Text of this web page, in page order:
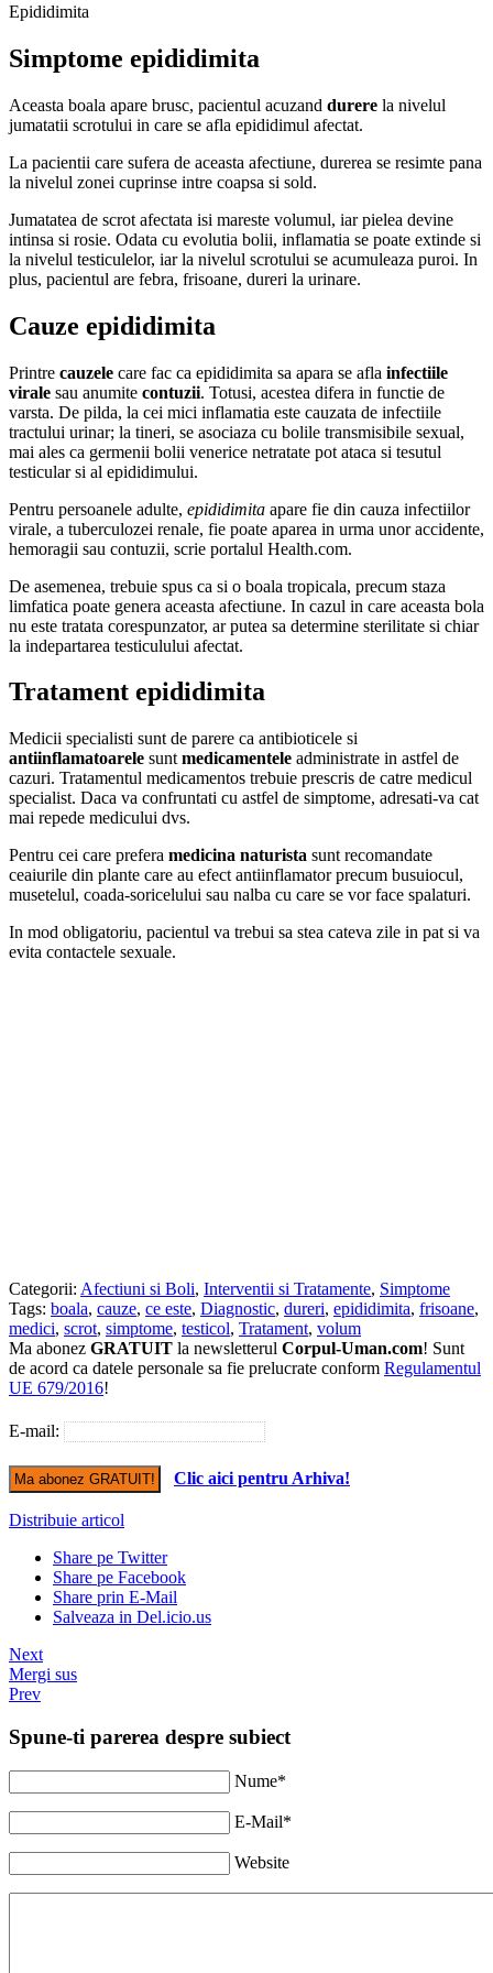
Epididimita
Simptome epididimita
Aceasta boala apare brusc, pacientul acuzand durere la nivelul
jumatatii scrotului in care se afla epididimul afectat.
La pacientii care sufera de aceasta afectiune, durerea se resimte pana
la nivelul zonei cuprinse intre coapsa si sold.
Jumatatea de scrot afectata isi mareste volumul, iar pielea devine
intinsa si rosie. Odata cu evolutia bolii, inflamatia se poate extinde si
la nivelul testiculelor, iar la nivelul scrotului se acumuleaza puroi. In
plus, pacientul are febra, frisoane, dureri la urinare.
Cauze epididimita
Printre cauzele care fac ca epididimita sa apara se afla infectiile
virale sau anumite contuzii. Totusi, acestea difera in functie de
varsta. De pilda, la cei mici inflamatia este cauzata de infectiile
tractului urinar; la tineri, se asociaza cu bolile transmisibile sexual,
mai ales ca germenii bolii venerice netratate pot ataca si tesutul
testicular si al epididimului.
Pentru persoanele adulte, epididimita apare fie din cauza infectiilor
virale, a tuberculozei renale, fie poate aparea in urma unor accidente,
hemoragii sau contuzii, scrie portalul Health.com.
De asemenea, trebuie spus ca si o boala tropicala, precum staza
limfatica poate genera aceasta afectiune. In cazul in care aceasta bola
nu este tratata corespunzator, ar putea sa determine sterilitate si chiar
la indepartarea testiculului afectat.
Tratament epididimita
Medicii specialisti sunt de parere ca antibioticele si
antiinflamatoarele sunt medicamentele administrate in astfel de
cazuri. Tratamentul medicamentos trebuie prescris de catre medicul
specialist. Daca va confruntati cu astfel de simptome, adresati-va cat
mai repede medicului dvs.
Pentru cei care prefera medicina naturista sunt recomandate
ceaiurile din plante care au efect antiinflamator precum busuiocul,
musetelul, coada-soricelului sau nalba cu care se vor face spalaturi.
In mod obligatoriu, pacientul va trebui sa stea cateva zile in pat si va
evita contactele sexuale.
Categorii: Afectiuni si Boli, Interventii si Tratamente, Simptome
Tags: boala, cauze, ce este, Diagnostic, dureri, epididimita, frisoane,
medici, scrot, simptome, testicol, Tratament, volum
Ma abonez GRATUIT la newsletterul Corpul-Uman.com! Sunt
de acord ca datele personale sa fie prelucrate conform Regulamentul
UE 679/2016!
E-mail:
Clic aici pentru Arhiva!
Distribuie articol
Share pe Twitter
Share pe Facebook
Share prin E-Mail
Salveaza in Del.icio.us
Next
Mergi sus
Prev
Spune-ti parerea despre subiect
Nume*
E-Mail*
Website